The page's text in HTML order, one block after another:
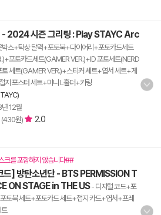
- 2024 시즌 그리팅 : Play STAYC Arc
박스+탁상 달력+포토북+다이어리+포토카드세트
포토카드세트(GAMER VER.)+ID 포토세트(NERD
토 세트(GAMER VER.)+스티커 세트+엽서 세트+게
지 포스터 세트+미니 L홀더+키링
12월
(430원)
2.0
크를 포함하지 않습니다##
드] 방탄소년단 - BTS PERMISSION T
ON STAGE in THE US- 디지털 코드+포
토북 세트+포토카드 세트+접지 카드+엽서+프레
트